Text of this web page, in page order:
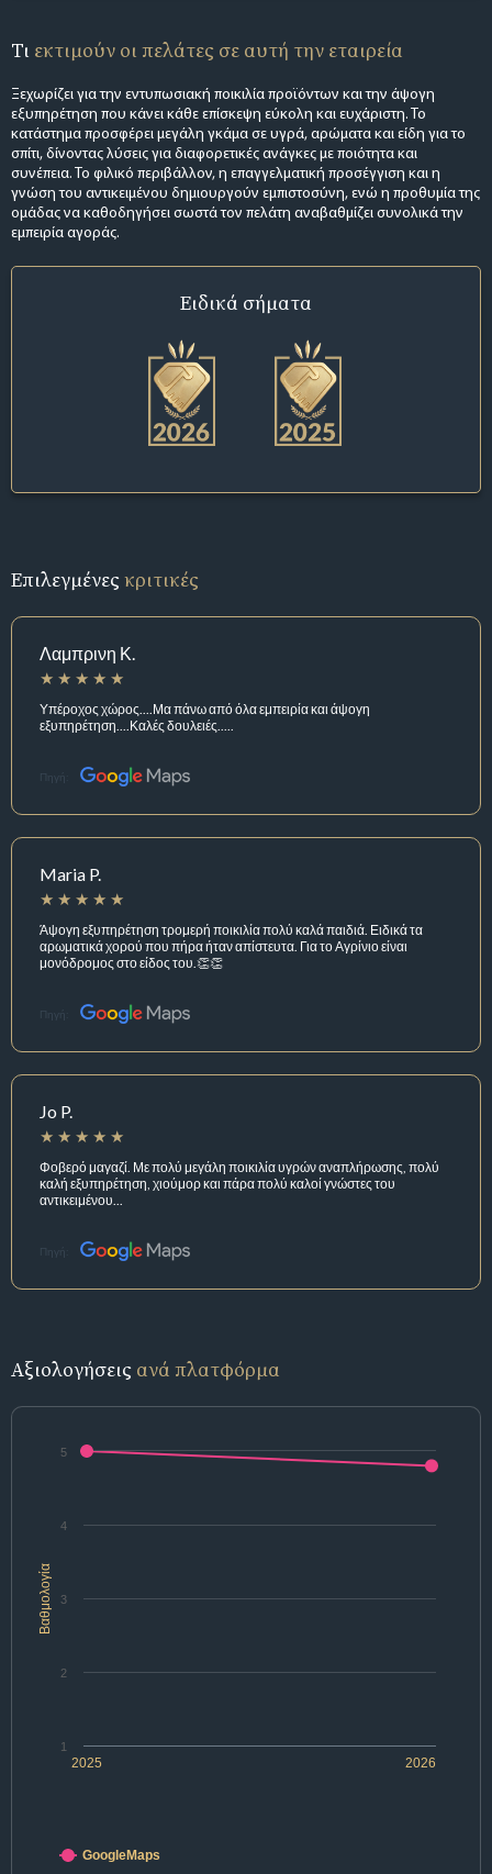
Τι εκτιμούν οι πελάτες σε αυτή την εταιρεία
Ξεχωρίζει για την εντυπωσιακή ποικιλία προϊόντων και την άψογη
εξυπηρέτηση που κάνει κάθε επίσκεψη εύκολη και ευχάριστη. Το
κατάστημα προσφέρει μεγάλη γκάμα σε υγρά, αρώματα και είδη για το
σπίτι, δίνοντας λύσεις για διαφορετικές ανάγκες με ποιότητα και
συνέπεια. Το φιλικό περιβάλλον, η επαγγελματική προσέγγιση και η
γνώση του αντικειμένου δημιουργούν εμπιστοσύνη, ενώ η προθυμία της
ομάδας να καθοδηγήσει σωστά τον πελάτη αναβαθμίζει συνολικά την
εμπειρία αγοράς.
Ειδικά σήματα
Επιλεγμένεςκριτικές
Λαμπρινη Κ.
Υπέροχος χώρος....Μα πάνω από όλα εμπειρία και άψογη
εξυπηρέτηση....Καλές δουλειές.....
Πηγή:
Maria P.
Άψογη εξυπηρέτηση τρομερή ποικιλία πολύ καλά παιδιά. Ειδικά τα
αρωματικά χορού που πήρα ήταν απίστευτα. Για το Αγρίνιο είναι
μονόδρομος στο είδος του.👏👏
Πηγή:
Jo P.
Φοβερό μαγαζί. Με πολύ μεγάλη ποικιλία υγρών αναπλήρωσης, πολύ
καλή εξυπηρέτηση, χιούμορ και πάρα πολύ καλοί γνώστες του
αντικειμένου...
Πηγή:
Αξιολογήσεις ανά πλατφόρμα
Βαθμολογία
2025 2026
1
2
3
4
5
GoogleMaps